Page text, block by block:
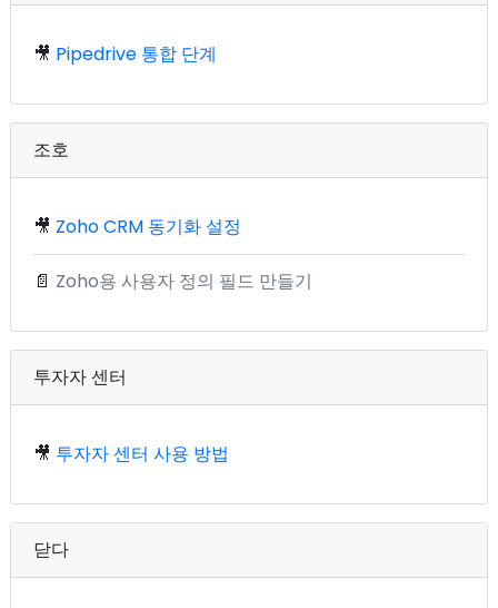
🎥 Pipedrive 통합 단계
조호
🎥 Zoho CRM 동기화 설정
📄 Zoho용 사용자 정의 필드 만들기
투자자 센터
🎥 투자자 센터 사용 방법
닫다